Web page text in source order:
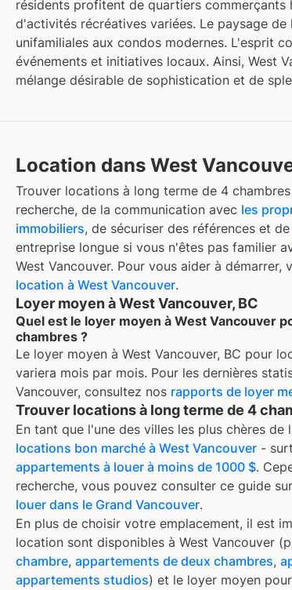
résidents profitent de quartiers commerçants
d'activités récréatives variées. Le paysage
unifamiliales aux condos modernes. L'esprit
événements et initiatives locaux. Ainsi, West
mélange désirable de sophistication et de
Location dans West
Trouver locations à long terme de 4 chambres
recherche, de la communication avec les
immobiliers, de sécuriser des références et de
entreprise longue si vous n'êtes pas familier
West Vancouver. Pour vous aider à démarrer,
location à West Vancouver.
Loyer moyen à West Vancouver, BC
Quel est le loyer moyen à West Vancouver
chambres ?
Le loyer moyen à West Vancouver, BC pour
variera mois par mois. Pour les dernières
Vancouver, consultez nos rapports de loyer
Trouver locations à long terme de 4
En tant que l'une des villes les plus chères
locations bon marché à West Vancouver -
appartements à louer à moins de 1000 $.
recherche, vous pouvez consulter ce guide
louer dans le Grand Vancouver.
En plus de choisir votre emplacement, il est
location sont disponibles à West Vancouver
chambre, appartements de deux chambres,
appartements studios) et le loyer moyen